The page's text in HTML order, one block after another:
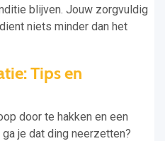
blijven. Jouw zorgvuldig
niets minder dan het
Tips en
door te hakken en een
je dat ding neerzetten?